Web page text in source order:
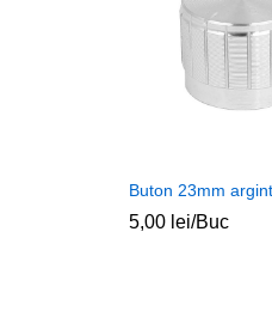
Buton 23mm
5,00 lei/Buc